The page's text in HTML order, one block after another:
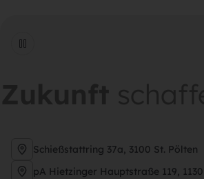
Schießstattring 37a, 3100 St. Pölten
pA Hietzinger Hauptstraße 119,